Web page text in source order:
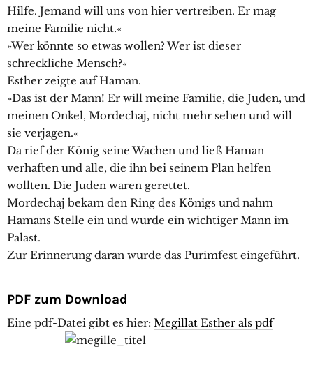
Hilfe. Jemand will uns von hier vertreiben. Er mag
meine Familie nicht.«
»Wer könnte so etwas wollen? Wer ist dieser
schreckliche Mensch?«
Esther zeigte auf Haman.
»Das ist der Mann! Er will meine Familie, die Juden, und
meinen Onkel, Mordechaj, nicht mehr sehen und will
sie verjagen.«
Da rief der König seine Wachen und ließ Haman
verhaften und alle, die ihn bei seinem Plan helfen
wollten. Die Juden waren gerettet.
Mordechaj bekam den Ring des Königs und nahm
Hamans Stelle ein und wurde ein wichtiger Mann im
Palast.
Zur Erinnerung daran wurde das Purimfest eingeführt.
PDF zum Download
Eine pdf-Datei gibt es hier: Megillat Esther als pdf